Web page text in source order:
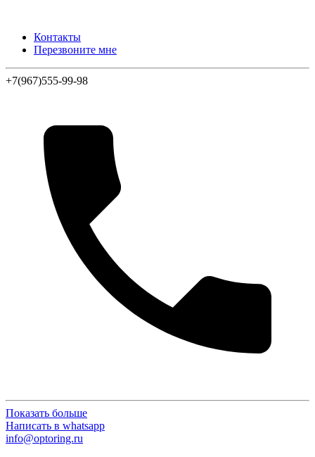
Контакты
Перезвоните мне
+7(967)555-99-98
Показать больше
Написать в whatsapp
info@optoring.ru